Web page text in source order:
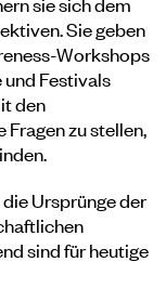
Sie geben
Workshops
und Festivals
den
zu stellen,
Ursprünge der
sind für heutige